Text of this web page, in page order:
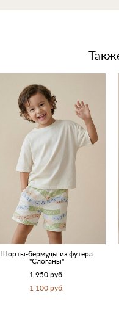
Шорты-бермуды из футера
"Слоганы"
1 950 pуб.
1 100 pуб.